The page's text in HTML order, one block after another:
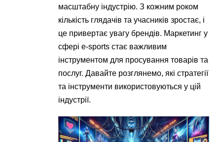
масштабну індустрію. З кожним роком
кількість глядачів та учасників зростає, і
це привертає увагу брендів. Маркетинг у
сфері e-sports стає важливим
інструментом для просування товарів та
послуг. Давайте розглянемо, які стратегії
та інструменти використовуються у цій
індустрії.